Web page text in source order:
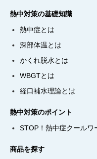
熱中対策の基礎知識
熱中症とは
深部体温とは
かくれ脱水とは
WBGTとは
経口補水理論とは
熱中対策のポイント
STOP！熱中症クールワ
商品を探す